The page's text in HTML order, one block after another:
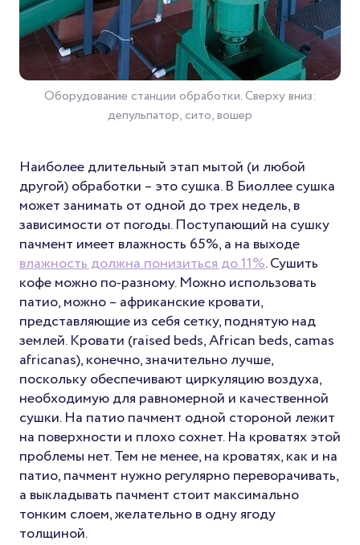
Оборудование станции обработки. Сверху вниз:
депульпатор, сито, вошер
Наиболее длительный этап мытой (и любой
другой) обработки – это сушка. В Биоллее сушка
может занимать от одной до трех недель, в
зависимости от погоды. Поступающий на сушку
пачмент имеет влажность 65%, а на выходе
влажность должна понизиться до 11%. Сушить
кофе можно по-разному. Можно использовать
патио, можно – африканские кровати,
представляющие из себя сетку, поднятую над
землей. Кровати (raised beds, African beds, camas
africanas), конечно, значительно лучше,
поскольку обеспечивают циркуляцию воздуха,
необходимую для равномерной и качественной
сушки. На патио пачмент одной стороной лежит
на поверхности и плохо сохнет. На кроватях этой
проблемы нет. Тем не менее, на кроватях, как и на
патио, пачмент нужно регулярно переворачивать,
а выкладывать пачмент стоит максимально
тонким слоем, желательно в одну ягоду
толщиной.